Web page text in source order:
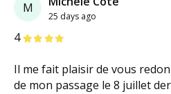
M
25 days ago
4étoiles
Il me fait plaisir de vous
de mon passage le 8 juillet
étoiles
étoiles
étoiles
étoiles